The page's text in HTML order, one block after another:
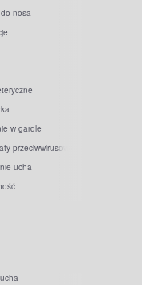
nosa
w gardle
przeciwwirusowe
ucha